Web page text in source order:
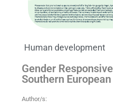
Human development
Gender
Southern
Author/s: